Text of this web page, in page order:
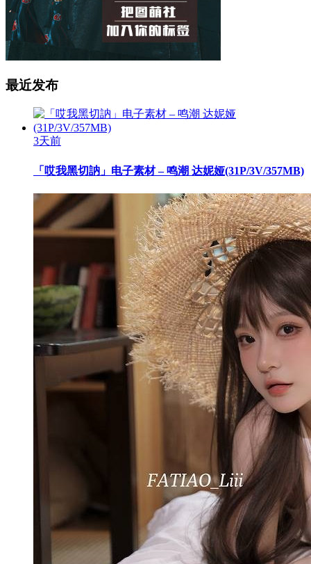
最近发布
3天前
「哎我黑切訥」电子素材 – 鸣潮 达妮娅(31P/3V/357MB)